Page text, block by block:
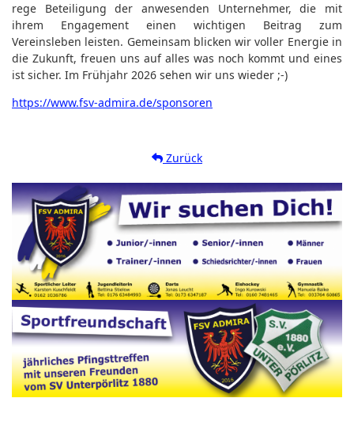
rege Beteiligung der anwesenden Unternehmer, die mit
ihrem Engagement einen wichtigen Beitrag zum
Vereinsleben leisten. Gemeinsam blicken wir voller Energie in
die Zukunft, freuen uns auf alles was noch kommt und eines
ist sicher. Im Frühjahr 2026 sehen wir uns wieder ;-)
https://www.fsv-admira.de/sponsoren
Zurück